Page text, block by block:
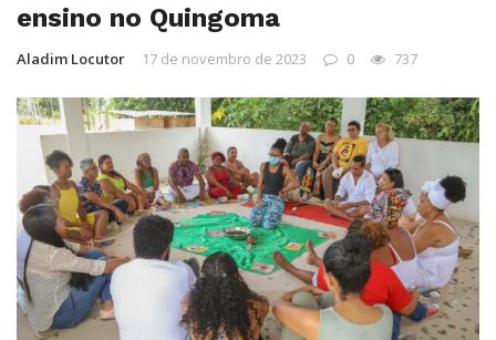
ensino no Quingoma
Aladim Locutor 17 de novembro de 2023 0 737